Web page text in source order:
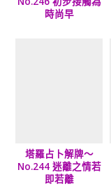
時尚早
塔羅占卜解牌～
No.244 迷離之情若
即若離